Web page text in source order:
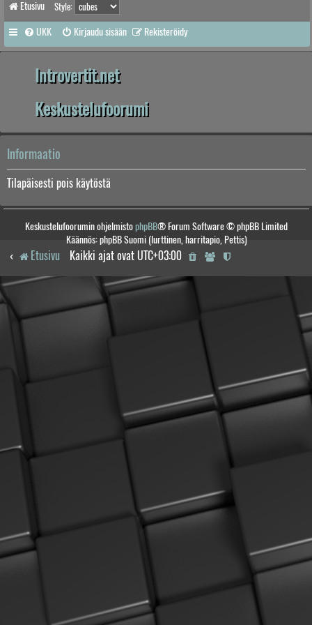
Etusivu Style:
UKK Kirjaudu sisään Rekisteröidy
Introvertit.net
Keskustelufoorumi
Informaatio
Tilapäisesti pois käytöstä
Keskustelufoorumin ohjelmistophpBB® Forum Software © phpBB Limited
Käännös: phpBB Suomi (lurttinen, harritapio, Pettis)
Etusivu Kaikki ajat ovat UTC+03:00